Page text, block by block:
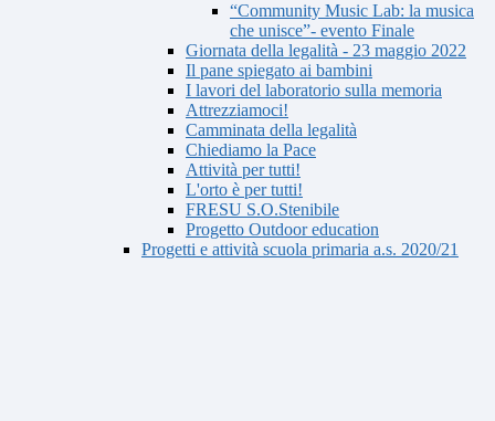
“Community Music Lab: la musica
che unisce”- evento Finale
Giornata della legalità - 23 maggio 2022
Il pane spiegato ai bambini
I lavori del laboratorio sulla memoria
Attrezziamoci!
Camminata della legalità
Chiediamo la Pace
Attività per tutti!
L'orto è per tutti!
FRESU S.O.Stenibile
Progetto Outdoor education
Progetti e attività scuola primaria a.s. 2020/21